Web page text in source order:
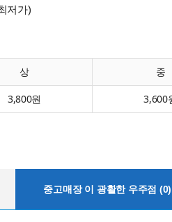
저가)
상 중
3,800원 3,600
중고매장 이 광활한 우주점 (0)